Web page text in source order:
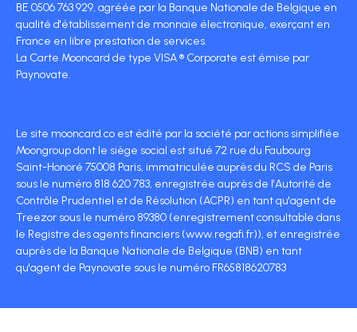
BE 0506 763 929, agréée par la Banque Nationale de Belgique en
qualité d'établissement de monnaie électronique, exerçant en
France en libre prestation de services.
La Carte Mooncard de type VISA ® Corporate est émise par
Paynovate.
Le site mooncard.co est édité par la société par actions simplifiée
Moongroup dont le siège social est situé 72 rue du Faubourg
Saint-Honoré 75008 Paris, immatriculée auprès du RCS de Paris
sous le numéro 818 620 783, enregistrée auprès de l'Autorité de
Contrôle Prudentiel et de Résolution (ACPR) en tant qu'agent de
Treezor sous le numéro 89380 (enregistrement consultable dans
le Registre des agents financiers (www.regafi.fr)), et enregistrée
auprès de la Banque Nationale de Belgique (BNB) en tant
qu'agent de Paynovate sous le numéro FR65818620783